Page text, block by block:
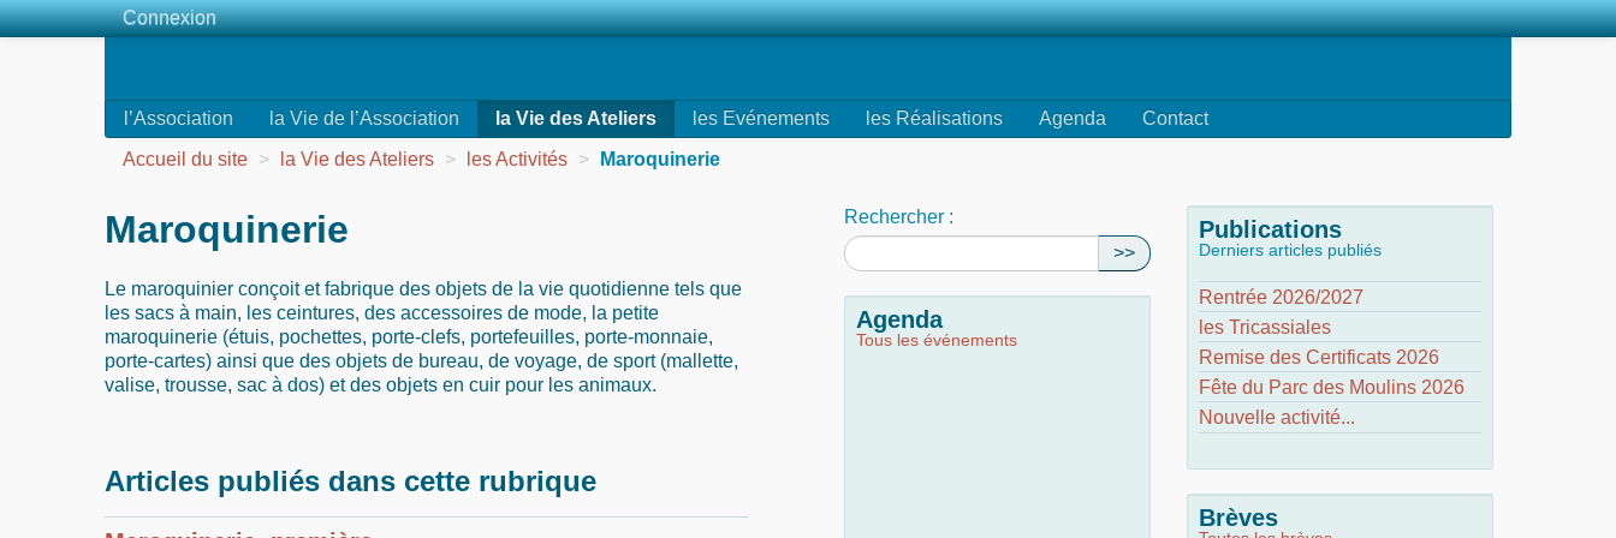
l’Association la Vie de l’Association la Vie des Ateliers les Evénements les Réalisations Agenda
Contact
Accueil du site > la Vie des Ateliers > les Activités > Maroquinerie
Maroquinerie
Le maroquinier conçoit et fabrique des objets de la vie quotidienne tels que
les sacs à main, les ceintures, des accessoires de mode, la petite
maroquinerie (étuis, pochettes, porte-clefs, portefeuilles, porte-monnaie,
porte-cartes) ainsi que des objets de bureau, de voyage, de sport (mallette,
valise, trousse, sac à dos) et des objets en cuir pour les animaux.
Articles publiés dans cette rubrique
Rechercher :
>>
Agenda
Tous les événements
Publications
Derniers articles publiés
Rentrée 2026/2027
les Tricassiales
Remise des Certificats 2026
Fête du Parc des Moulins 2026
Nouvelle activité...
Brèves
Connexion